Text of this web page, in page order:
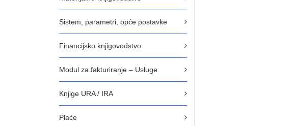
Sistem, parametri, opće postavke
Financijsko knjigovodstvo
Modul za fakturiranje – Usluge
Knjige URA / IRA
Plaće